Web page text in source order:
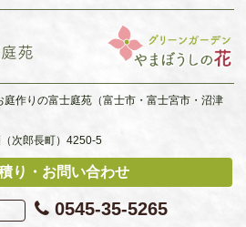
作りの富士庭苑（富士市・富士宮市・沼津
次郎長町）4250-5
り・お問い合わせ
0545-35-5265